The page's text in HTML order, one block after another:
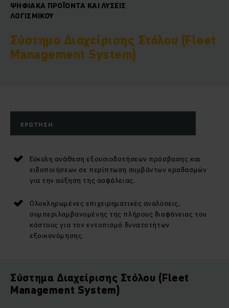
ΨΗΦΙΑΚΆ ΠΡΟΪΌΝΤΑ ΚΑΙ ΛΎΣΕΙΣ
ΛΟΓΙΣΜΙΚΟΎ
Σύστημα Διαχείρισης Στόλου (Fleet
Management System)
ΕΡΏΤΗΣΗ
Εύκολη ανάθεση εξουσιοδοτήσεων πρόσβασης και
ειδοποιήσεων σε περίπτωση συμβάντων κραδασμών
για την αύξηση της ασφάλειας.
Ολοκληρωμένες επιχειρηματικές αναλύσεις,
συμπεριλαμβανομένης της πλήρους διαφάνειας του
κόστους για τον εντοπισμό δυνατοτήτων
εξοικονόμησης.
Σύστημα Διαχείρισης Στόλου (Fleet
Management System)